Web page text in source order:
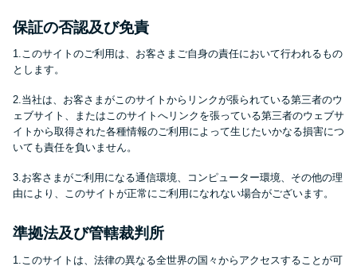
保証の否認及び免責
1.このサイトのご利用は、お客さまご自身の責任において行われるもの
とします。
2.当社は、お客さまがこのサイトからリンクが張られている第三者のウ
ェブサイト、またはこのサイトへリンクを張っている第三者のウェブサ
イトから取得された各種情報のご利用によって生じたいかなる損害につ
いても責任を負いません。
3.お客さまがご利用になる通信環境、コンピューター環境、その他の理
由により、このサイトが正常にご利用になれない場合がございます。
準拠法及び管轄裁判所
1.このサイトは、法律の異なる全世界の国々からアクセスすることが可